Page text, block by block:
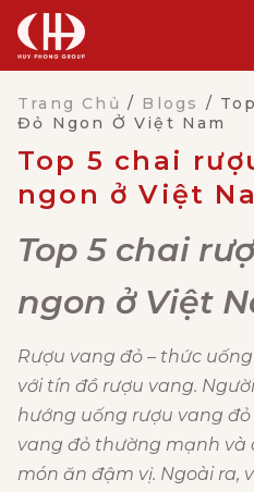
Trang Chủ / Blogs /
Đỏ Ngon Ở Việt Nam
Top 5 chai
ngon ở Việt
Top 5 chai
ngon ở Việt
Rượu vang đỏ – thức
với tín đồ rượu vang.
hướng uống rượu vang
vang đỏ thường mạnh và
món ăn đậm vị. Ngoài ra,